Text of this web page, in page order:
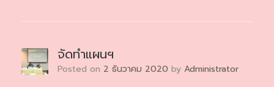
จัดทำแผนฯ
Posted on 2 ธันวาคม 2020 by Administrator